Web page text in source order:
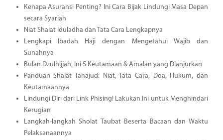
Kenapa Asuransi Penting? Ini Cara Bijak Lindungi Masa Depan
secara Syariah
Niat Shalat Iduladha dan Tata Cara Lengkapnya
Lengkapi Ibadah Haji dengan Mengetahui Wajib dan
Sunahnya
Bulan Dzulhijjah, Ini 5 Keutamaan & Amalan yang Dianjurkan
Panduan Shalat Tahajud: Niat, Tata Cara, Doa, Hukum, dan
Keutamaannya
Lindungi Diri dari Link Phising! Lakukan Ini untuk Menghindari
Kerugian
Langkah-langkah Sholat Taubat Beserta Bacaan dan Waktu
Pelaksanaannya